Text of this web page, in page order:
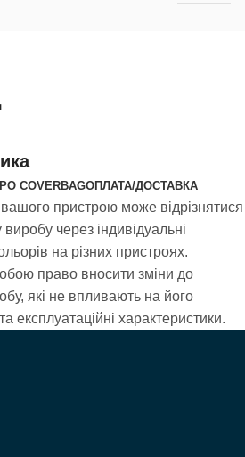
COVERBAGОПЛАТА/ДОСТАВКА
пристрою може відрізнятися
через індивідуальні
на різних пристроях.
право вносити зміни до
які не впливають на його
експлуатаційні характеристики.